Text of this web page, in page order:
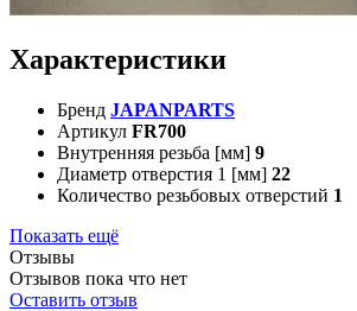
Характеристики
Бренд JAPANPARTS
Артикул FR700
Внутренняя резьба [мм] 9
Диаметр отверстия 1 [мм] 22
Количество резьбовых отверстий 1
Показать ещё
Отзывы
Отзывов пока что нет
Оставить отзыв